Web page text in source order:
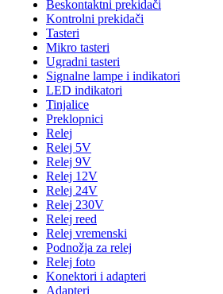
Beskontaktni prekidači
Kontrolni prekidači
Tasteri
Mikro tasteri
Ugradni tasteri
Signalne lampe i indikatori
LED indikatori
Tinjalice
Preklopnici
Relej
Relej 5V
Relej 9V
Relej 12V
Relej 24V
Relej 230V
Relej reed
Relej vremenski
Podnožja za relej
Relej foto
Konektori i adapteri
Adapteri